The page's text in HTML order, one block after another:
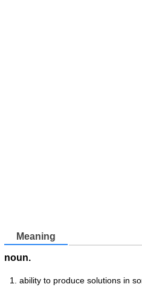
Meaning
noun.
ability to produce solutions in